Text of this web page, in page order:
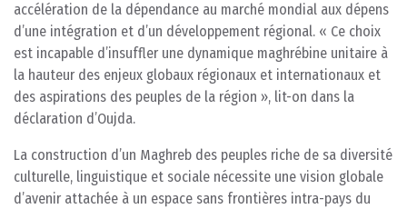
accélération de la dépendance au marché mondial aux dépens
d’une intégration et d’un développement régional. « Ce choix
est incapable d’insuffler une dynamique maghrébine unitaire à
la hauteur des enjeux globaux régionaux et internationaux et
des aspirations des peuples de la région », lit-on dans la
déclaration d’Oujda.
La construction d’un Maghreb des peuples riche de sa diversité
culturelle, linguistique et sociale nécessite une vision globale
d’avenir attachée à un espace sans frontières intra-pays du